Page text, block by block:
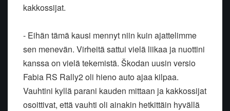
kakkossijat.
- Eihän tämä kausi mennyt niin kuin ajattelimme
sen menevän. Virheitä sattui vielä liikaa ja nuottini
kanssa on vielä tekemistä. Škodan uusin versio
Fabia RS Rally2 oli hieno auto ajaa kilpaa.
Vauhtini kyllä parani kauden mittaan ja kakkossijat
osoittivat, että vauhti oli ainakin hetkittäin hyvällä